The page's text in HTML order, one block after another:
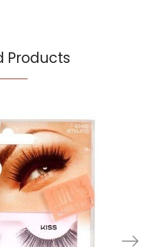
Products